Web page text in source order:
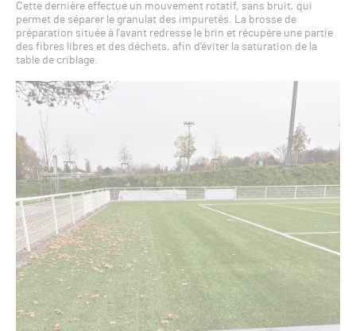
Cette dernière effectue un mouvement rotatif, sans bruit, qui
permet de séparer le granulat des impuretés. La brosse de
préparation située à l’avant redresse le brin et récupère une partie
des fibres libres et des déchets, afin d’éviter la saturation de la
table de criblage.